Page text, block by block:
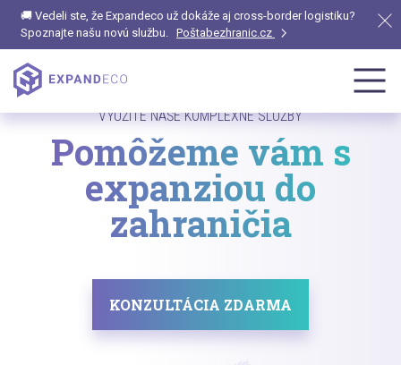
🚚 Vedeli ste, že Expandeco už dokáže aj cross-border logistiku?
Spoznajte našu novú službu. Poštabezhranic.cz
VYUŽITE NAŠE KOMPLEXNÉ SLUŽBY
Pomôžeme vám s
expanziou do
zahraničia
KONZULTÁCIA ZDARMA